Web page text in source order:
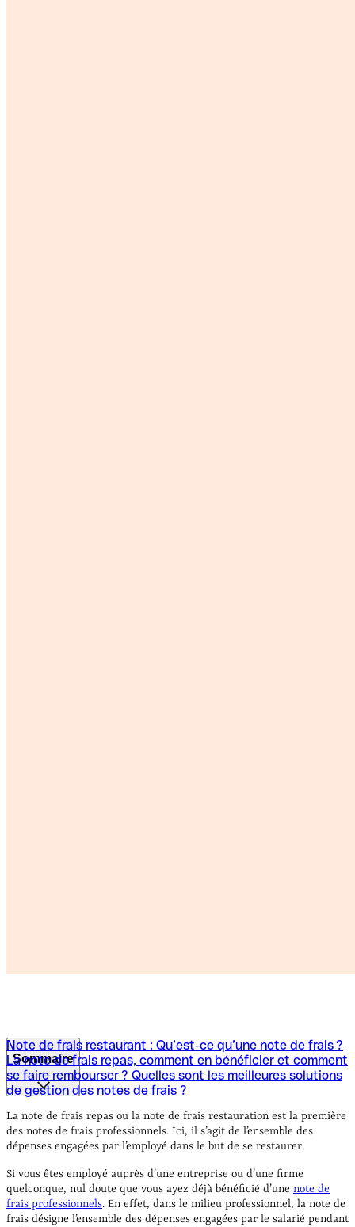
Note de frais restaurant : Qu’est-ce qu’une note de frais ?
La note de frais repas, comment en bénéficier et comment
se faire rembourser ? Quelles sont les meilleures solutions
de gestion des notes de frais ?
Sommaire
Note de frais restaurant : Qu’est-ce qu’une note de frais ?
La note de frais repas, comment en bénéficier et comment
se faire rembourser ?Quelles sont les meilleures solutions
de gestion des notes de frais ?
La note de frais repas ou la note de frais restauration est la première
des notes de frais professionnels. Ici, il s’agit de l’ensemble des
dépenses engagées par l’employé dans le but de se restaurer.
Si vous êtes employé auprès d’une entreprise ou d’une firme
quelconque, nul doute que vous ayez déjà bénéficié d’une note de
frais professionnels. En effet, dans le milieu professionnel, la note de
frais désigne l’ensemble des dépenses engagées par le salarié pendant